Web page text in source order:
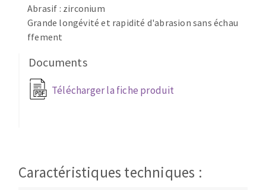
Tronçonneuses
Scies à ruban
Perceuses
Perceuses magnétiques
Tourets
Abrasif : zirconium
Grande longévité et rapidité d'abrasion sans échau
ffement
Documents
Télécharger la fiche produit
Caractéristiques techniques :